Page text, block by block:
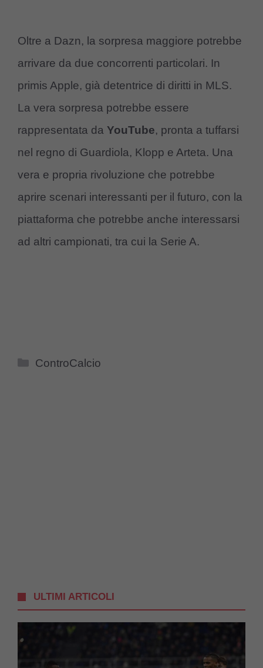
Oltre a Dazn, la sorpresa maggiore potrebbe
arrivare da due concorrenti particolari. In
primis Apple, già detentrice di diritti in MLS.
La vera sorpresa potrebbe essere
rappresentata da YouTube, pronta a tuffarsi
nel regno di Guardiola, Klopp e Arteta. Una
vera e propria rivoluzione che potrebbe
aprire scenari interessanti per il futuro, con la
piattaforma che potrebbe anche interessarsi
ad altri campionati, tra cui la Serie A.
Categorie
ControCalcio
ULTIMI ARTICOLI